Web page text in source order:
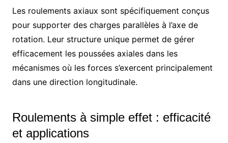
Les roulements axiaux sont spécifiquement conçus
pour supporter des charges parallèles à l’axe de
rotation. Leur structure unique permet de gérer
efficacement les poussées axiales dans les
mécanismes où les forces s’exercent principalement
dans une direction longitudinale.
Roulements à simple effet : efficacité
et applications